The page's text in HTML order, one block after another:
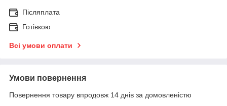
Післяплата
Готівкою
Всі умови оплати
Умови повернення
Повернення товару впродовж 14 днів за домовленістю